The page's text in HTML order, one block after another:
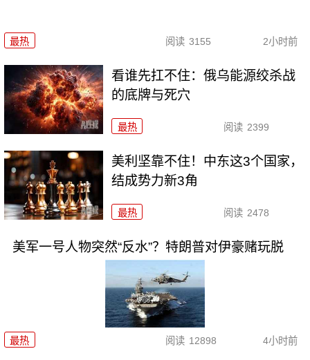
最热 阅读 3155 2小时前
看谁先扛不住：俄乌能源绞杀战
的底牌与死穴
最热 阅读 2399
美利坚靠不住！中东这3个国家，
结成势力新3角
最热 阅读 2478
美军一号人物突然“反水”？特朗普对伊豪赌玩脱
最热 阅读 12898 4小时前